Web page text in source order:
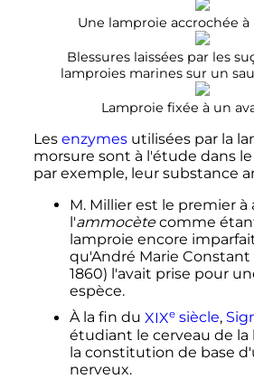
Une lamproie accrochée à
Blessures laissées par les
lamproies marines sur un
Lamproie fixée à un
Les enzymesutilisées par la
morsure sont à l'étude dans
par exemple, leur substance
M. Millier est le premier
'ammocètecomme
lamproie encore
qu'André Marie Constant
1860) l'avait prise pour
espèce.
À la fin du XIXesiècle,
étudiant le cerveau de
la constitution de base
nerveux.